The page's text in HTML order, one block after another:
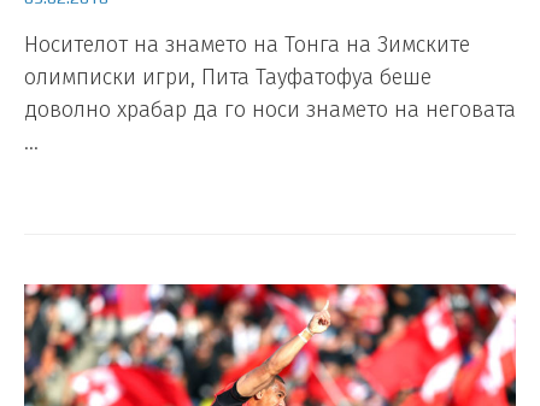
Носителот на знамето на Тонга на Зимските
олимписки игри, Пита Тауфатофуа беше
доволно храбар да го носи знамето на неговата
…